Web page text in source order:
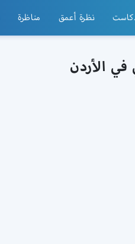
نظرة أعمق مناظرة
الأردن